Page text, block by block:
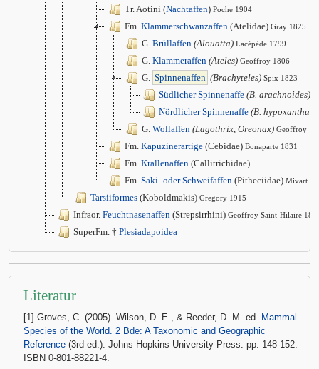
Tr. Aotini (Nachtaffen) Poche 1904
Fm. Klammerschwanzaffen (Atelidae) Gray 1825
G. Brüllaffen (Alouatta) Lacépède 1799
G. Klammeraffen (Ateles) Geoffroy 1806
G. Spinnenaffen (Brachyteles) Spix 1823
Südlicher Spinnenaffe (B. arachnoides)
Nördlicher Spinnenaffe (B. hypoxanthus)
G. Wollaffen (Lagothrix, Oreonax) Geoffroy
Fm. Kapuzinerartige (Cebidae) Bonaparte 1831
Fm. Krallenaffen (Callitrichidae)
Fm. Saki- oder Schweifaffen (Pitheciidae) Mivart
Tarsiiformes (Koboldmakis) Gregory 1915
Infraor. Feuchtnasenaffen (Strepsirrhini) Geoffroy Saint-Hilaire
SuperFm. † Plesiadapoidea
Literatur
[1] Groves, C. (2005). Wilson, D. E., & Reeder, D. M. ed. Mammal
Species of the World. 2 Bde: A Taxonomic and Geographic
Reference (3rd ed.). Johns Hopkins University Press. pp. 148-152.
ISBN 0-801-88221-4.